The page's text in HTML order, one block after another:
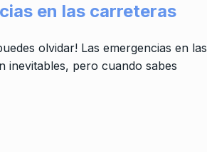
en las carreteras
olvidar! Las emergencias en las
inevitables, pero cuando sabes